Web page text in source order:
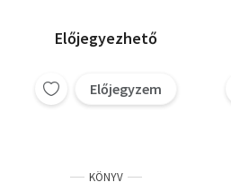
Előjegyezhető
Előjegyzem
KÖNYV